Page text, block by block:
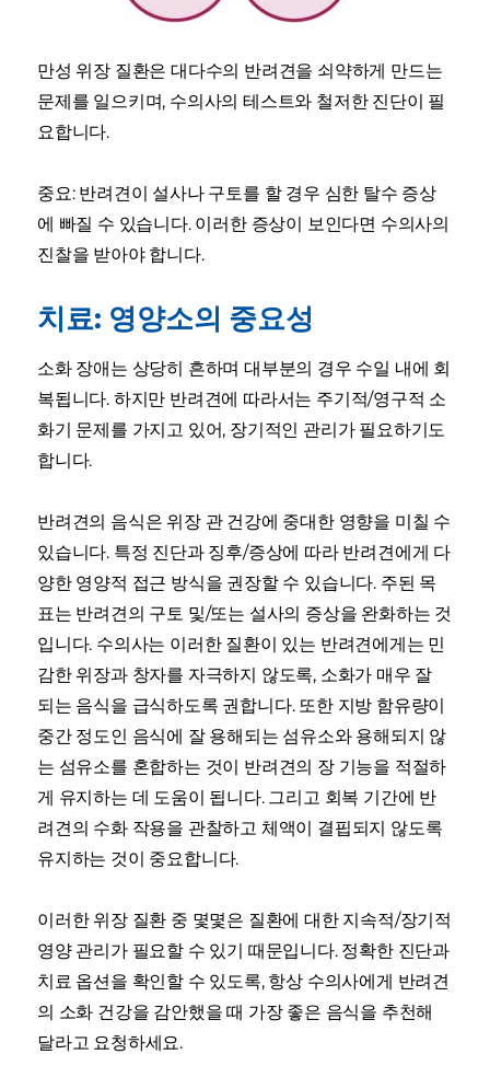
만성 위장 질환은 대다수의 반려견을 쇠약하게 만드는
문제를 일으키며, 수의사의 테스트와 철저한 진단이 필
요합니다.
중요: 반려견이 설사나 구토를 할 경우 심한 탈수 증상
에 빠질 수 있습니다. 이러한 증상이 보인다면 수의사의
진찰을 받아야 합니다.
치료: 영양소의 중요성
소화 장애는 상당히 흔하며 대부분의 경우 수일 내에 회
복됩니다. 하지만 반려견에 따라서는 주기적/영구적 소
화기 문제를 가지고 있어, 장기적인 관리가 필요하기도
합니다.
반려견의 음식은 위장 관 건강에 중대한 영향을 미칠 수
있습니다. 특정 진단과 징후/증상에 따라 반려견에게 다
양한 영양적 접근 방식을 권장할 수 있습니다. 주된 목
표는 반려견의 구토 및/또는 설사의 증상을 완화하는 것
입니다. 수의사는 이러한 질환이 있는 반려견에게는 민
감한 위장과 창자를 자극하지 않도록, 소화가 매우 잘
되는 음식을 급식하도록 권합니다. 또한 지방 함유량이
중간 정도인 음식에 잘 용해되는 섬유소와 용해되지 않
는 섬유소를 혼합하는 것이 반려견의 장 기능을 적절하
게 유지하는 데 도움이 됩니다. 그리고 회복 기간에 반
려견의 수화 작용을 관찰하고 체액이 결핍되지 않도록
유지하는 것이 중요합니다.
이러한 위장 질환 중 몇몇은 질환에 대한 지속적/장기적
영양 관리가 필요할 수 있기 때문입니다. 정확한 진단과
치료 옵션을 확인할 수 있도록, 항상 수의사에게 반려견
의 소화 건강을 감안했을 때 가장 좋은 음식을 추천해
달라고 요청하세요.